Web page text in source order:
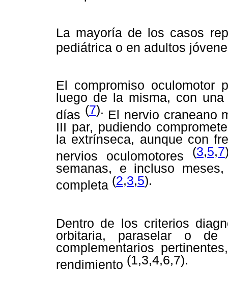
La mayoría de los casos
pediátrica o en adultos
El compromiso oculomotor
luego de la misma, con
días (7). El nervio craneano
III par, pudiendo
la extrínseca, aunque con
nervios oculomotores (3,5,7
semanas, e incluso
completa (2,3,5).
Dentro de los criterios
orbitaria, paraselar o de
complementarios
rendimiento (1,3,4,6,7).